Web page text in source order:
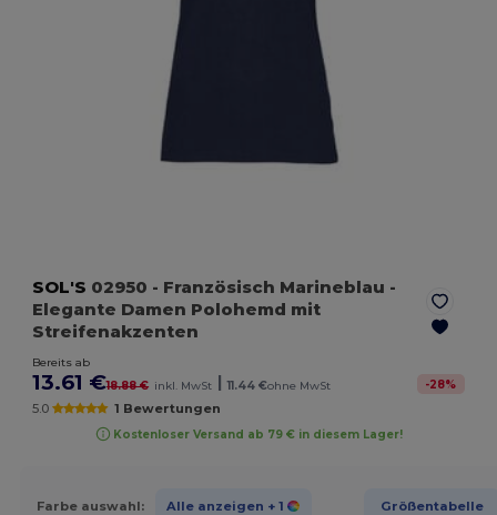
SOL'S 02950 - Französisch Marineblau -
Elegante Damen Polohemd mit
Streifenakzenten
Bereits ab
13.61 €18.88 € inkl. MwSt | 11.44 €ohne MwSt -28%
5.0 1 Bewertungen
Kostenloser Versand ab 79 € in diesem Lager!
Farbe auswahl: Alle anzeigen + 1 Größentabelle